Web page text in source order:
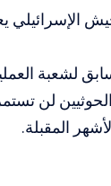
الإسرائيلي
لشعبة
لن
المقبلة.